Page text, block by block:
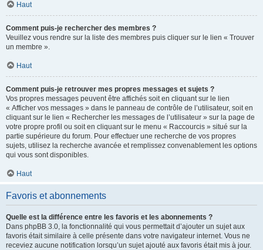
Haut
Comment puis-je rechercher des membres ?
Veuillez vous rendre sur la liste des membres puis cliquer sur le lien « Trouver
un membre ».
Haut
Comment puis-je retrouver mes propres messages et sujets ?
Vos propres messages peuvent être affichés soit en cliquant sur le lien
« Afficher vos messages » dans le panneau de contrôle de l’utilisateur, soit en
cliquant sur le lien « Rechercher les messages de l’utilisateur » sur la page de
votre propre profil ou soit en cliquant sur le menu « Raccourcis » situé sur la
partie supérieure du forum. Pour effectuer une recherche de vos propres
sujets, utilisez la recherche avancée et remplissez convenablement les options
qui vous sont disponibles.
Haut
Favoris et abonnements
Quelle est la différence entre les favoris et les abonnements ?
Dans phpBB 3.0, la fonctionnalité qui vous permettait d’ajouter un sujet aux
favoris était similaire à celle présente dans votre navigateur internet. Vous ne
receviez aucune notification lorsqu’un sujet ajouté aux favoris était mis à jour.